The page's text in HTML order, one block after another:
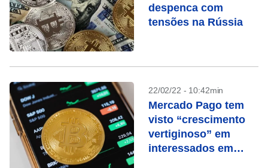
despenca com
tensões na Rússia
22/02/22 - 10:42min
Mercado Pago tem
visto “crescimento
vertiginoso” em
interessados em